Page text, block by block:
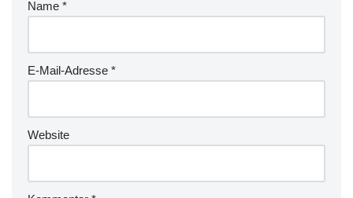
Name *
E-Mail-Adresse *
Website